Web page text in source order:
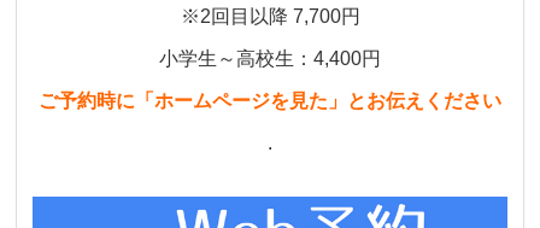
※2回目以降 7,700円
小学生～高校生：4,400円
ご予約時に「ホームページを見た」とお伝えください
.